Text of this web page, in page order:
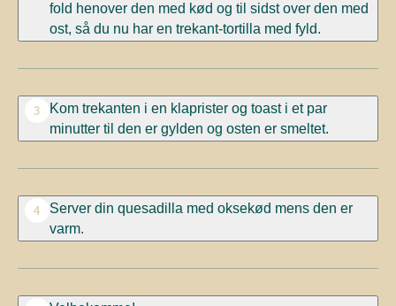
fold henover den med kød og til sidst over den med
ost, så du nu har en trekant-tortilla med fyld.
3
Kom trekanten i en klaprister og toast i et par
minutter til den er gylden og osten er smeltet.
4
Server din quesadilla med oksekød mens den er
varm.